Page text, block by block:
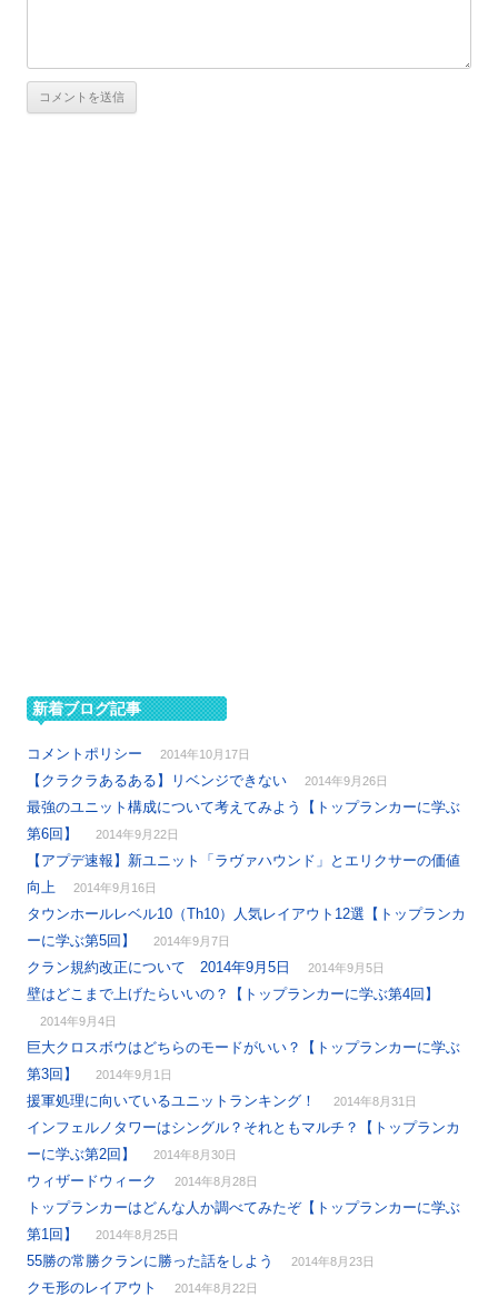
新着ブログ記事
コメントポリシー 2014年10月17日
【クラクラあるある】リベンジできない 2014年9月26日
最強のユニット構成について考えてみよう【トップランカーに学ぶ
第6回】
2014年9月22日
【アプデ速報】新ユニット「ラヴァハウンド」とエリクサーの価値
向上
2014年9月16日
タウンホールレベル10（Th10）人気レイアウト12選【トップランカ
ーに学ぶ第5回】
2014年9月7日
クラン規約改正について 2014年9月5日 2014年9月5日
壁はどこまで上げたらいいの？【トップランカーに学ぶ第4回】
2014年9月4日
巨大クロスボウはどちらのモードがいい？【トップランカーに学ぶ
第3回】
2014年9月1日
援軍処理に向いているユニットランキング！ 2014年8月31日
インフェルノタワーはシングル？それともマルチ？【トップランカ
ーに学ぶ第2回】
2014年8月30日
ウィザードウィーク 2014年8月28日
トップランカーはどんな人か調べてみたぞ【トップランカーに学ぶ
第1回】
2014年8月25日
55勝の常勝クランに勝った話をしよう 2014年8月23日
クモ形のレイアウト 2014年8月22日